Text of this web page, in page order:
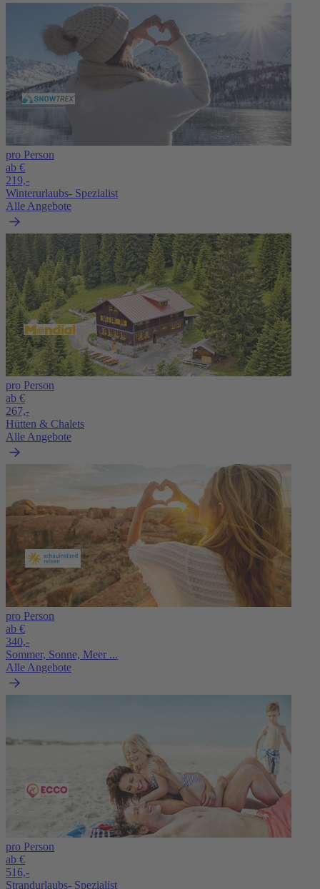
pro Person
ab €
219,-
Winterurlaubs- Spezialist
Alle Angebote
pro Person
ab €
267,-
Hütten & Chalets
Alle Angebote
pro Person
ab €
340,-
Sommer, Sonne, Meer ...
Alle Angebote
pro Person
ab €
516,-
Strandurlaubs- Spezialist